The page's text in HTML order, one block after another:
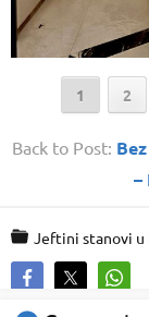
1 2
Back to Post:
–
Jeftini stanovi u